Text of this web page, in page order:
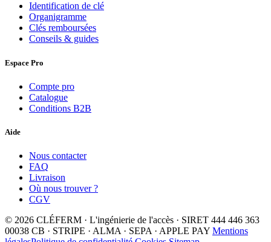
Identification de clé
Organigramme
Clés remboursées
Conseils & guides
Espace Pro
Compte pro
Catalogue
Conditions B2B
Aide
Nous contacter
FAQ
Livraison
Où nous trouver ?
CGV
© 2026 CLÉFERM · L'ingénierie de l'accès · SIRET 444 446 363
00038 CB · STRIPE · ALMA · SEPA · APPLE PAY Mentions